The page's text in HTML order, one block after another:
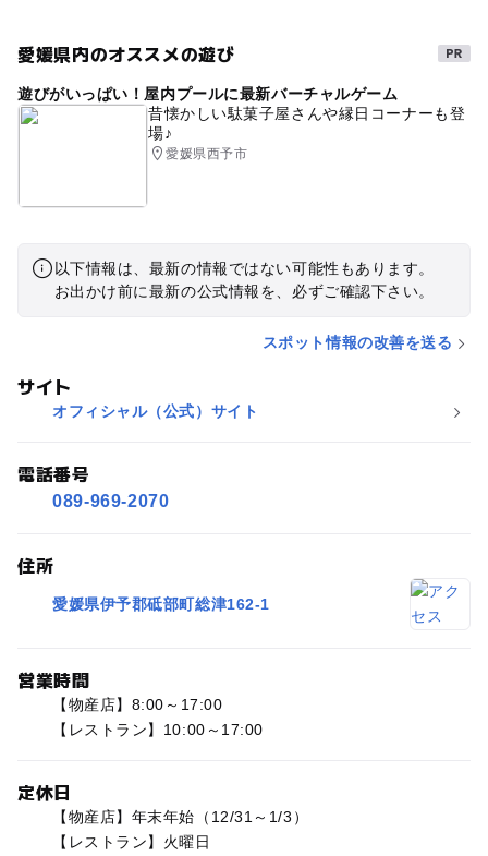
愛媛県内のオススメの遊び
遊びがいっぱい！屋内プールに最新バーチャルゲーム
昔懐かしい駄菓子屋さんや縁日コーナーも登
場♪
愛媛県西予市
以下情報は、最新の情報ではない可能性もあります。
お出かけ前に最新の公式情報を、必ずご確認下さい。
スポット情報の改善を送る
サイト
オフィシャル（公式）サイト
電話番号
089-969-2070
住所
愛媛県伊予郡砥部町総津162-1
営業時間
【物産店】8:00～17:00
【レストラン】10:00～17:00
定休日
【物産店】年末年始（12/31～1/3）
【レストラン】火曜日